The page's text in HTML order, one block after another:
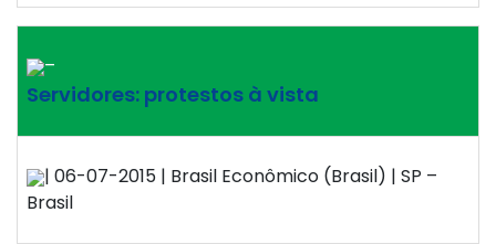
–
Servidores: protestos à vista
| 06-07-2015 | Brasil Econômico (Brasil) | SP –
Brasil